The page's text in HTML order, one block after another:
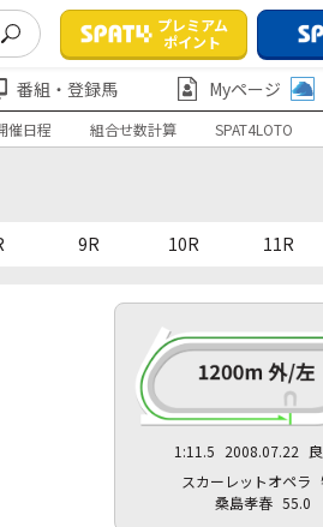
プレミアム
ポイント
番組・登録馬 Myページ
催日程 組合せ数計算 SPAT4LOTO
9R 10R 11R
1:11.5 2008.07.22
スカーレットオペラ
桑島孝春 55.0